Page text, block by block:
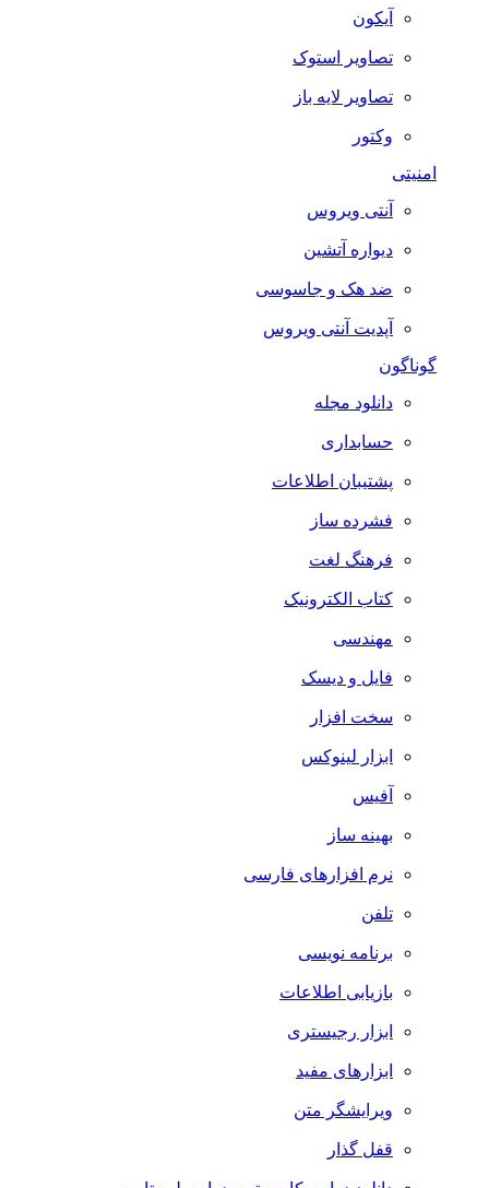
آیکون
تصاویر استوک
تصاویر لایه باز
وکتور
امنیتی
آنتی ویروس
دیواره آتشین
ضد هک و جاسوسی
آپدیت آنتی ویروس
گوناگون
دانلود مجله
حسابداری
پشتیبان اطلاعات
فشرده ساز
فرهنگ لغت
کتاب الکترونیک
مهندسی
فایل و دیسک
سخت افزار
ابزار لینوکس
آفیس
بهینه ساز
نرم افزارهای فارسی
تلفن
برنامه نویسی
بازیابی اطلاعات
ابزار رجیستری
ابزارهای مفید
ویرایشگر متن
قفل گذار